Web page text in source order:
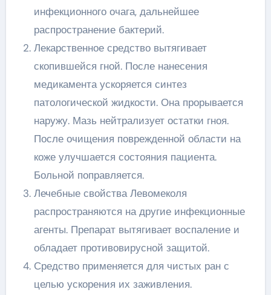
инфекционного очага, дальнейшее
распространение бактерий.
Лекарственное средство вытягивает
скопившейся гной. После нанесения
медикамента ускоряется синтез
патологической жидкости. Она прорывается
наружу. Мазь нейтрализует остатки гноя.
После очищения поврежденной области на
коже улучшается состояния пациента.
Больной поправляется.
Лечебные свойства Левомеколя
распространяются на другие инфекционные
агенты. Препарат вытягивает воспаление и
обладает противовирусной защитой.
Средство применяется для чистых ран с
целью ускорения их заживления.